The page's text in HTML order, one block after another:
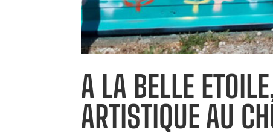
A LA BELLE
ARTISTIQUE AU